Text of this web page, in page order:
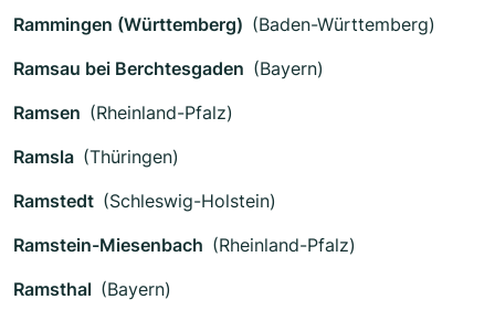
Rammingen (Württemberg) (Baden-Württemberg)
Ramsau bei Berchtesgaden (Bayern)
Ramsen (Rheinland-Pfalz)
Ramsla (Thüringen)
Ramstedt (Schleswig-Holstein)
Ramstein-Miesenbach (Rheinland-Pfalz)
Ramsthal (Bayern)